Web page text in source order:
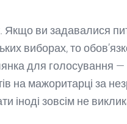
Якщо ви задавалися
виборах, то
для голосування —
на мажоритарці за
іноді зовсім не